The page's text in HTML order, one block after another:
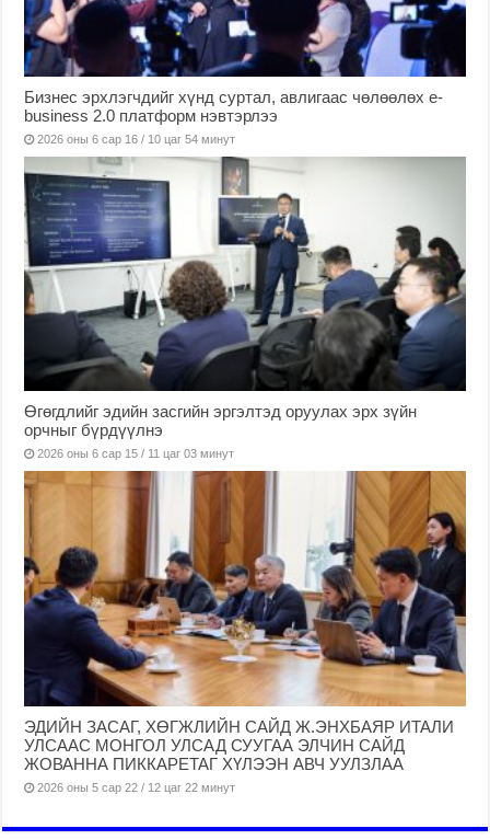
Бизнес эрхлэгчдийг хүнд суртал, авлигаас чөлөөлөх е-
business 2.0 платформ нэвтэрлээ
2026 оны 6 сар 16 / 10 цаг 54 минут
Өгөгдлийг эдийн засгийн эргэлтэд оруулах эрх зүйн
орчныг бүрдүүлнэ
2026 оны 6 сар 15 / 11 цаг 03 минут
ЭДИЙН ЗАСАГ, ХӨГЖЛИЙН САЙД Ж.ЭНХБАЯР ИТАЛИ
УЛСААС МОНГОЛ УЛСАД СУУГАА ЭЛЧИН САЙД
ЖОВАННА ПИККАРЕТАГ ХҮЛЭЭН АВЧ УУЛЗЛАА
2026 оны 5 сар 22 / 12 цаг 22 минут